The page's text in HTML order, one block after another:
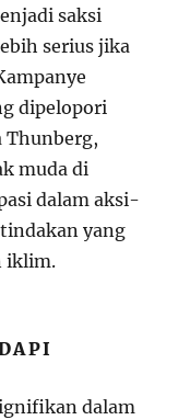
saksi
serius jika
dipelopori
Thunberg,
muda di
dalam aksi-
yang
iklim.
dalam